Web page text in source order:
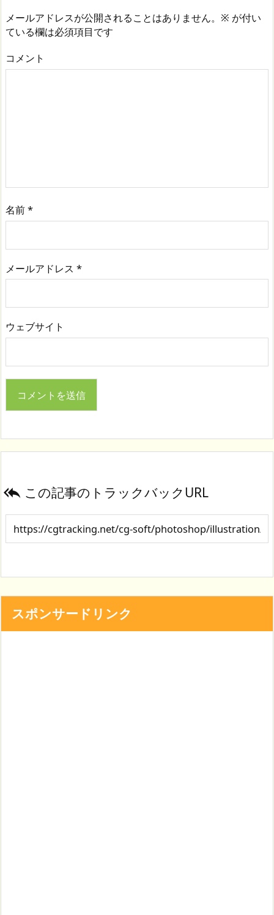
メールアドレスが公開されることはありません。 ※ が付い
ている欄は必須項目です
コメント
名前*
メールアドレス *
ウェブサイト
 この記事のトラックバックURL
スポンサードリンク